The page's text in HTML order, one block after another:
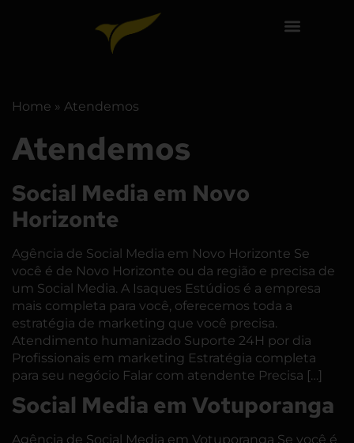
Home » Atendemos
Atendemos
Social Media em Novo
Horizonte
Agência de Social Media em Novo Horizonte Se
você é de Novo Horizonte ou da região e precisa de
um Social Media. A Isaques Estúdios é a empresa
mais completa para você, oferecemos toda a
estratégia de marketing que você precisa.
Atendimento humanizado Suporte 24H por dia
Profissionais em marketing Estratégia completa
para seu negócio Falar com atendente Precisa […]
Social Media em Votuporanga
Agência de Social Media em Votuporanga Se você é